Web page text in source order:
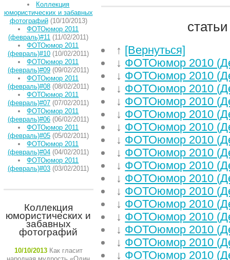
Коллекция
юмористических и забавных
фотографий(10/10/2013)
ФОТОюмор 2011
(февраль)#11 (11/02/2011)
ФОТОюмор 2011
(февраль)#10 (10/02/2011)
ФОТОюмор 2011
(февраль)#09 (09/02/2011)
ФОТОюмор 2011
(февраль)#08 (08/02/2011)
ФОТОюмор 2011
(февраль)#07 (07/02/2011)
ФОТОюмор 2011
(февраль)#06 (06/02/2011)
ФОТОюмор 2011
(февраль)#05 (05/02/2011)
ФОТОюмор 2011
(февраль)#04 (04/02/2011)
ФОТОюмор 2011
(февраль)#03 (03/02/2011)
Коллекция
юмористических и
забавных
фотографий
10/10/2013 Как гласит
↑ [Вернуться]
↓ ФОТОюмор 2010
↓ ФОТОюмор 2010
↓ ФОТОюмор 2010
↓ ФОТОюмор 2010
↓ ФОТОюмор 2010
↓ ФОТОюмор 2010
↓ ФОТОюмор 2010
↓ ФОТОюмор 2010
↓ ФОТОюмор 2010
↓ ФОТОюмор 2010
↓ ФОТОюмор 2010
↓ ФОТОюмор 2010
↓ ФОТОюмор 2010
↓ ФОТОюмор 2010
↓ ФОТОюмор 2010
↓ ФОТОюмор 2010